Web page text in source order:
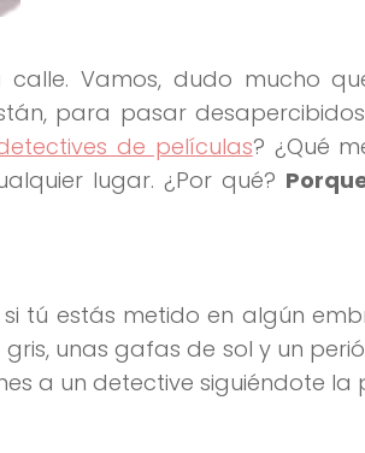
Vamos, dudo mucho
para pasar
de películas? ¿Qué
lugar. ¿Por qué?
tú estás metido en algún
unas gafas de sol y un
a un detective siguiéndote la